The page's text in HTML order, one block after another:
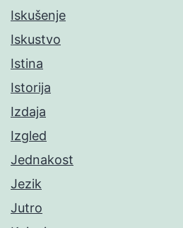
Iskušenje
Iskustvo
Istina
Istorija
Izdaja
Izgled
Jednakost
Jezik
Jutro